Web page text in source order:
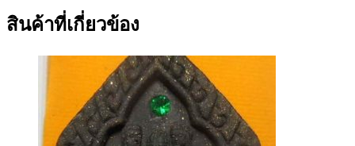
สินค้าที่เกี่ยวข้อง